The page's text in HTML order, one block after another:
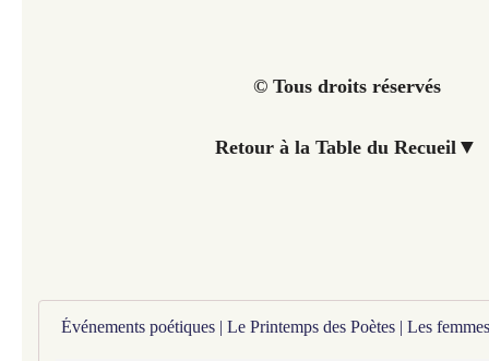
© Tous droits réservés
Retour à la Table du Recueil ▼